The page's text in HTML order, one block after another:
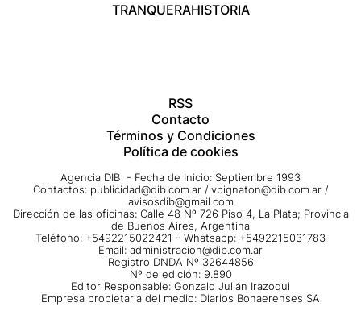
TRANQUERAHISTORIA
RSS
Contacto
Términos y Condiciones
Política de cookies
Agencia DIB - Fecha de Inicio: Septiembre 1993
Contactos: publicidad@dib.com.ar / vpignaton@dib.com.ar /
avisosdib@gmail.com
Dirección de las oficinas: Calle 48 Nº 726 Piso 4, La Plata; Provincia
de Buenos Aires, Argentina
Teléfono: +5492215022421 - Whatsapp: +5492215031783
Email: administracion@dib.com.ar
Registro DNDA Nº 32644856
Nº de edición: 9.890
Editor Responsable: Gonzalo Julián Irazoqui
Empresa propietaria del medio: Diarios Bonaerenses SA